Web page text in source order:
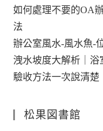
如何處理不要的OA
法
辦公室風水-風水魚-
洩水坡度大解析｜
驗收方法一次說清楚
松果図書館